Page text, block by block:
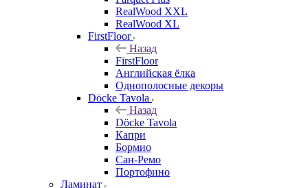
RealWood XXL
RealWood XL
FirstFloor
Назад
FirstFloor
Английская ёлка
Однополосные декоры
Döcke Tavola
Назад
Döcke Tavola
Капри
Бормио
Сан-Ремо
Портофино
Ламинат